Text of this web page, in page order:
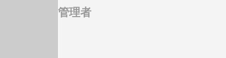
管理者